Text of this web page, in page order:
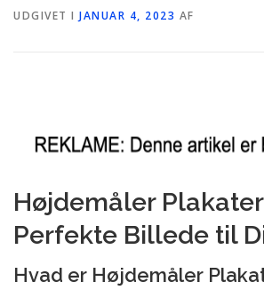
UDGIVET I JANUAR 4, 2023 AF
Højdemåler
Perfekte Billede til
Hvad er Højdemåler